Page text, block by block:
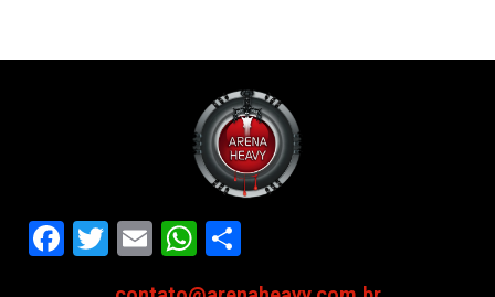
Facebook
Twitter
EmailWhatsApp